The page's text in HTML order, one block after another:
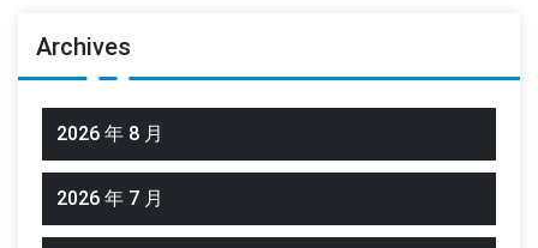
Archives
2026 年 8 月
2026 年 7 月